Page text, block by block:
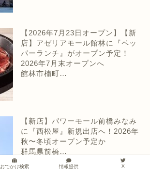
【2026年7月23日オープン】【新
店】アゼリアモール館林に『ペッ
パーランチ』がオープン予定！
2026年7月末オープンへ
館林市楠町…
【新店】パワーモール前橋みなみ
に『西松屋』新規出店へ！2026年
秋〜冬頃オープン予定か
群馬県前橋…
おでかけ検索 情報提供 X